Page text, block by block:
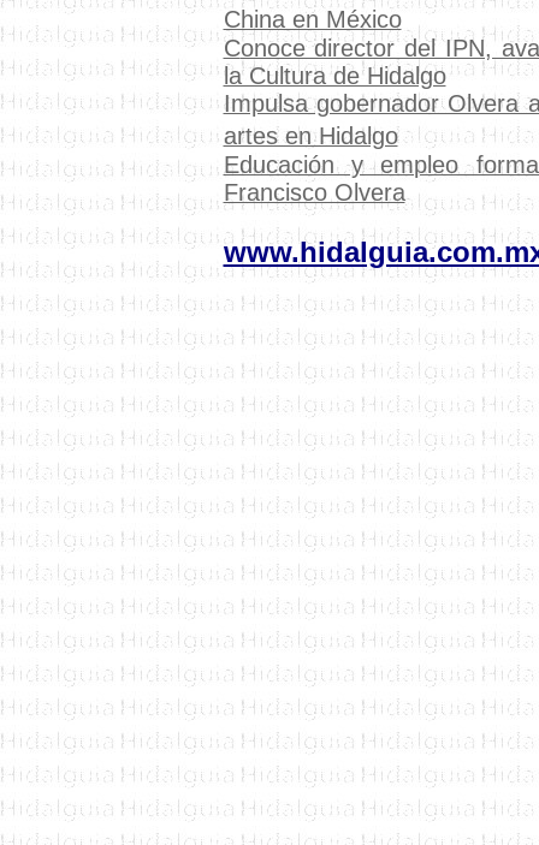
China en México
Conoce director del IPN,
la Cultura de Hidalgo
Impulsa gobernador Olvera
artes en Hidalgo
Educación y empleo
Francisco Olvera